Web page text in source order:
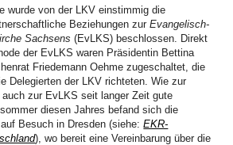
in diesem Jahr im Festsaal des Bischofshauses
fünf angebotenen Kindergottesdiensten teil,
in Hermannstadt auch mit Schülern gefeiert.
alle, die gesamte Spendensumme stellt
Weltgebetstag ist ein Höhepunkt im
lassen sich immer wieder aufs Neue begeistern,
zu handeln.
Frauen die jährliche Vertreterinnenversammlung
wurden im Festsaal des Bischofshauses in
wurde von der LKV einstimmig die
Beziehungen zur Evangelisch-
Sachsens (EvLKS) beschlossen. Direkt
der EvLKS waren Präsidentin Bettina
Friedemann Oehme zugeschaltet, die
Delegierten der LKV richteten. Wie zur
zur EvLKS seit langer Zeit gute
diesen Jahres befand sich die
Besuch in Dresden (siehe:EKR-
), wo bereit eine Vereinbarung über die